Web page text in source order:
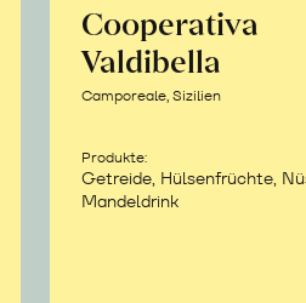
Cooperativa
Valdibella
Camporeale, Sizilien
Produkte:
Getreide, Hülsenfrüchte,
Mandeldrink